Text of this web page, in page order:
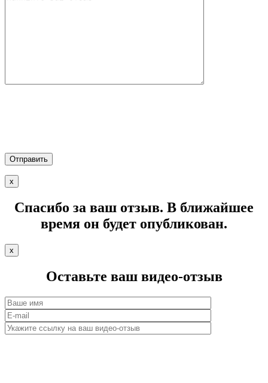
х
Спасибо за ваш отзыв. В ближайшее
время он будет опубликован.
х
Оставьте ваш видео-отзыв